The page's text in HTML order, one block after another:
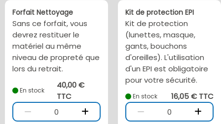
Forfait Nettoyage
Sans ce forfait, vous
devrez restituer le
matériel au même
niveau de propreté que
lors du retrait.
En stock
40,00 €
TTC
0
Kit de protection EPI
Kit de protection
(lunettes, masque,
gants, bouchons
d'oreilles). L'utilisation
d'un EPI est obligatoire
pour votre sécurité.
En stock
16,05 € TTC
0